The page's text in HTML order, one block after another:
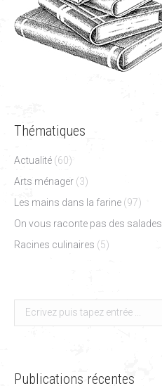
Thématiques
Actualité (60)
Arts ménager (3)
Les mains dans la farine (97)
On vous raconte pas des salades
Racines culinaires (5)
Search:
Publications récentes